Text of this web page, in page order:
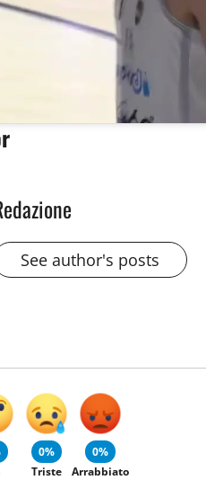
See author's posts
0%
Triste
0%
Arrabbiato